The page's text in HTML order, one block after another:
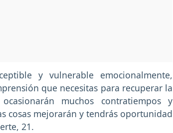
y vulnerable emocionalmente,
que necesitas para recuperar la
muchos contratiempos y
cosas mejorarán y tendrás oportunidad
21.